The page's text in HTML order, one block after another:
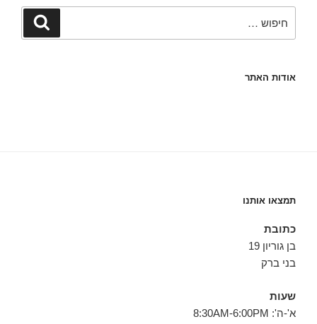
חיפוש
אודות האתר
תמצאו אותנו
כתובת
בן גוריון 19
בני ברק
שעות
א'-ה': 8:30AM-6:00PM